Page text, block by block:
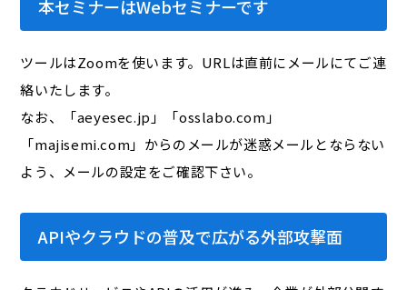
本セミナーはWebセミナーです
ツールはZoomを使います。URLは直前にメールにてご連
絡いたします。
なお、「aeyesec.jp」「osslabo.com」
「majisemi.com」からのメールが迷惑メールとならない
よう、メールの設定をご確認下さい。
APIやクラウドの普及で広がる外部攻撃面